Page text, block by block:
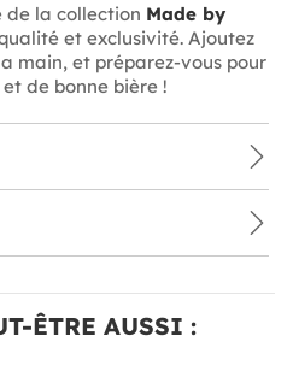
la collection Made by
et exclusivité. Ajoutez
main, et préparez-vous pour
de bonne bière !
ÊTRE AUSSI :